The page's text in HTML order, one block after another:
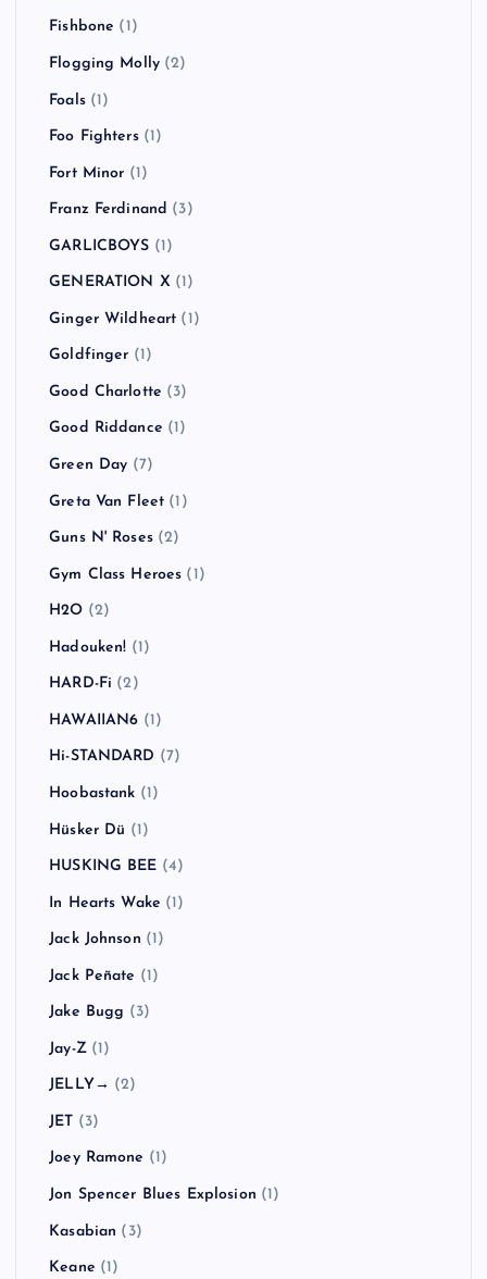
Fishbone (1)
Flogging Molly (2)
Foals(1)
Foo Fighters(1)
Fort Minor (1)
Franz Ferdinand (3)
GARLICBOYS (1)
GENERATION X (1)
Ginger Wildheart (1)
Goldfinger (1)
Good Charlotte (3)
Good Riddance (1)
Green Day (7)
Greta Van Fleet (1)
Guns N' Roses(2)
Gym Class Heroes (1)
H2O (2)
Hadouken! (1)
HARD-Fi (2)
HAWAIIAN6 (1)
Hi-STANDARD (7)
Hoobastank (1)
Hüsker Dü (1)
HUSKING BEE (4)
In Hearts Wake (1)
Jack Johnson (1)
Jack Peñate (1)
Jake Bugg (3)
Jay-Z(1)
JELLY→ (2)
JET (3)
Joey Ramone (1)
Jon Spencer Blues Explosion (1)
Kasabian (3)
Keane (1)